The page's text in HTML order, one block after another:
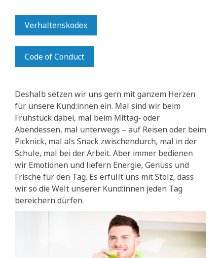
Verhaltenskodex
Code of Conduct
Deshalb setzen wir uns gern mit ganzem Herzen
für unsere Kund:innen ein. Mal sind wir beim
Frühstück dabei, mal beim Mittag- oder
Abendessen, mal unterwegs – auf Reisen oder beim
Picknick, mal als Snack zwischendurch, mal in der
Schule, mal bei der Arbeit. Aber immer bedienen
wir Emotionen und liefern Energie, Genuss und
Frische für den Tag. Es erfüllt uns mit Stolz, dass
wir so die Welt unserer Kund:innen jeden Tag
bereichern dürfen.